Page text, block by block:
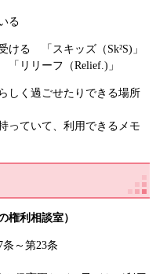
る
ける 「スキッズ（Sk²S)」
リリーフ（Relief.)」
しく過ごせたりできる場所
っていて、利用できるメモ
権利相談室）
～第23条